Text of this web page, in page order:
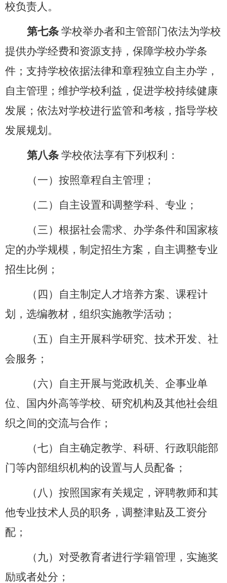
校负责人。
第七条 学校举办者和主管部门依法为学校
提供办学经费和资源支持，保障学校办学条
件；支持学校依据法律和章程独立自主办学，
自主管理；维护学校利益，促进学校持续健康
发展；依法对学校进行监管和考核，指导学校
发展规划。
第八条 学校依法享有下列权利：
（一）按照章程自主管理；
（二）自主设置和调整学科、专业；
（三）根据社会需求、办学条件和国家核
定的办学规模，制定招生方案，自主调整专业
招生比例；
（四）自主制定人才培养方案、课程计
划，选编教材，组织实施教学活动；
（五）自主开展科学研究、技术开发、社
会服务；
（六）自主开展与党政机关、企事业单
位、国内外高等学校、研究机构及其他社会组
织之间的交流与合作；
（七）自主确定教学、科研、行政职能部
门等内部组织机构的设置与人员配备；
（八）按照国家有关规定，评聘教师和其
他专业技术人员的职务，调整津贴及工资分
配；
（九）对受教育者进行学籍管理，实施奖
励或者处分；